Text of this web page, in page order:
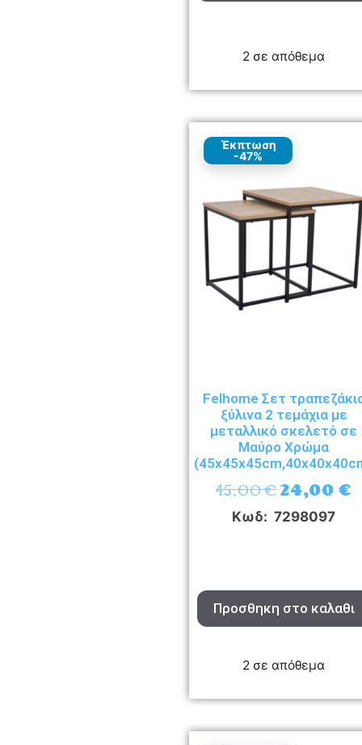
2 σε απόθεμα
Έκπτωση
-47%
Felhome Σετ
ξύλινα 2 τεμάχια με
μεταλλικό σκελετό σε
Μαύρο Χρώμα
45,00€24,00€
Κωδ: 7298097
Προσθηκη στο καλαθι
2 σε απόθεμα